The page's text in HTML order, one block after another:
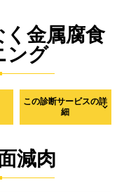
く金属腐食
ング
この診断サービスの詳
細
減肉